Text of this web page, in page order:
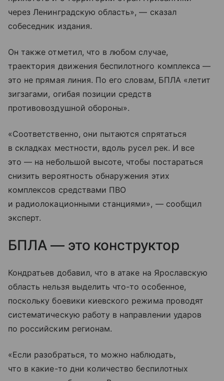
через Ленинградскую область», — сказал
собеседник издания.
Он также отметил, что в любом случае,
траектория движения беспилотного комплекса —
это не прямая линия. По его словам, БПЛА «летит
зигзагами, огибая позиции средств
противовоздушной обороны».
«Соответственно, они пытаются спрятаться
в складках местности, вдоль русел рек. И все
это — на небольшой высоте, чтобы постараться
снизить вероятность обнаружения этих
комплексов средствами ПВО
и радиолокационными станциями», — сообщил
эксперт.
БПЛА — это конструктор
Кондратьев добавил, что в атаке на Ярославскую
область нельзя выделить что-то особенное,
поскольку боевики киевского режима проводят
систематическую работу в направлении ударов
по российским регионам.
«Если разобраться, то можно наблюдать,
что в какие-то дни количество беспилотных